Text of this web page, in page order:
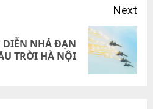
Next
DIỄN NHẢ ĐẠN
TRỜI HÀ NỘI